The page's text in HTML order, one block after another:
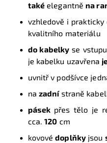
také elegantně na
vzhledově i prakticky
kvalitního materiálu
do kabelky se
je kabelku uzavřena
uvnitř v podšívce
na zadnístraně
pásek přes tělo je
cca.120 cm
kovovédoplňky jsou